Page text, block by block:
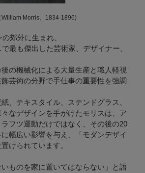
William Morris、1834-1896)
郊外に生まれ、
最も傑出した芸術家、デザイナー、
の機械化による大量生産と職人軽視
芸術の分野で手仕事の重要性を強調
、テキスタイル、ステンドグラス、
なデザインを手がけたモリスは、ア
フツ運動だけではなく、その後の20
幅広い影響を与え、「モダンデザイ
けられています。
いものを家に置いてはならない」と語